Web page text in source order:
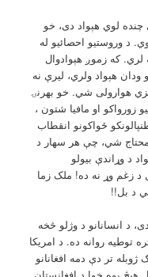
چنده لوي هېواد دی، خو
د وروستیو احصائيو له
لري. که زموږ هېوادوال
هېواد ولري، لیرې نه
هوارولی شي. خو بهرنۍ
زورواکو او مافیا شتون ،
ځواکونو انقطاب
شي، چې هر سهار د
د وړاندې بیولو
د زغم وړ نه ده! ملک زما
د بل!!
د انسانانو د وژلو څخه
توطيه روانه ده. د امریکا
تر دې دمه افغانانو